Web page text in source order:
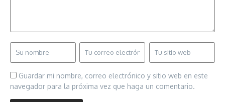
Guardar mi nombre, correo electrónico y sitio web en este
navegador para la próxima vez que haga un comentario.